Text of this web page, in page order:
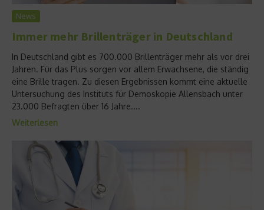
News
Immer mehr Brillenträger in Deutschland
In Deutschland gibt es 700.000 Brillenträger mehr als vor drei
Jahren. Für das Plus sorgen vor allem Erwachsene, die ständig
eine Brille tragen. Zu diesen Ergebnissen kommt eine aktuelle
Untersuchung des Instituts für Demoskopie Allensbach unter
23.000 Befragten über 16 Jahre....
Weiterlesen